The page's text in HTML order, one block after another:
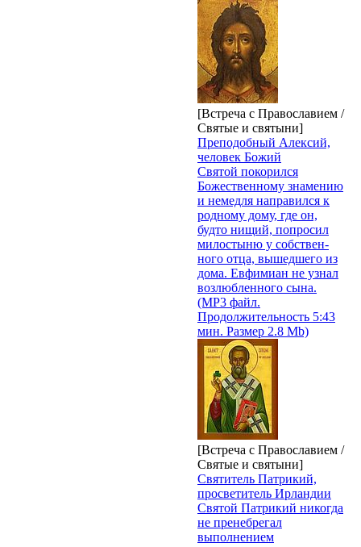
[Встреча с Православием /
Святые и святыни]
Преподобный Алексий,
человек Божий
Святой покорился
Божественному знамению
и немедля направился к
родному дому, где он,
будто нищий, попросил
милостыню у собствен­
ного отца, вышедшего из
дома. Евфимиан не узнал
возлюб­ленного сына.
(MP3 файл.
Продолжительность 5:43
мин. Размер 2.8 Mb)
[Встреча с Православием /
Святые и святыни]
Святитель Патрикий,
просветитель Ирландии
Святой Патрикий никогда
не пренебрегал
выполнением